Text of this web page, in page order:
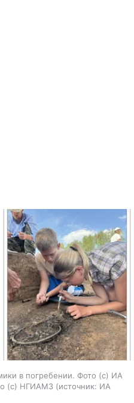
в погребении. Фото (с) ИА
(с) НГИАМЗ
источник: ИА